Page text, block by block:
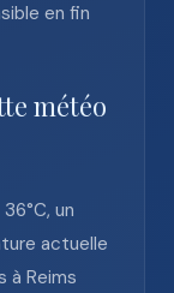
en fin
météo
un
actuelle
à Reims